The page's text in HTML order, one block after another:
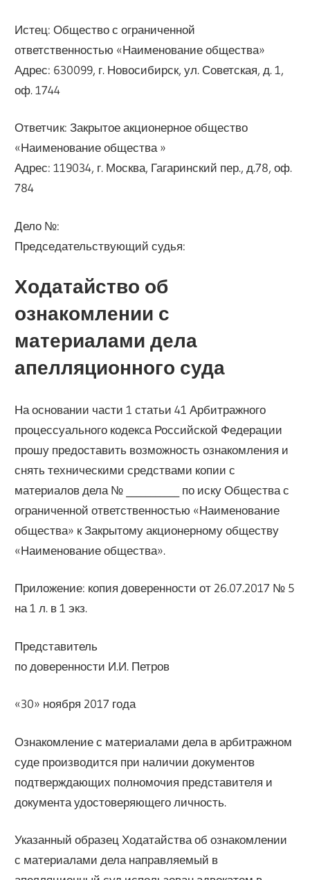
Истец: Общество с ограниченной
ответственностью «Наименование общества»
Адрес: 630099, г. Новосибирск, ул. Советская, д. 1,
оф. 1744
Ответчик: Закрытое акционерное общество
«Наименование общества »
Адрес: 119034, г. Москва, Гагаринский пер., д.78, оф.
784
Дело №:
Председательствующий судья:
Ходатайство об
ознакомлении с
материалами дела
апелляционного суда
На основании части 1 статьи 41 Арбитражного
процессуального кодекса Российской Федерации
прошу предоставить возможность ознакомления и
снять техническими средствами копии с
материалов дела № ___________ по иску Общества с
ограниченной ответственностью «Наименование
общества» к Закрытому акционерному обществу
«Наименование общества».
Приложение: копия доверенности от 26.07.2017 № 5
на 1 л. в 1 экз.
Представитель
по доверенности И.И. Петров
«30» ноября 2017 года
Ознакомление с материалами дела в арбитражном
суде производится при наличии документов
подтверждающих полномочия представителя и
документа удостоверяющего личность.
Указанный образец Ходатайства об ознакомлении
с материалами дела направляемый в